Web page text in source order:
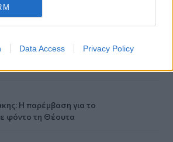
Data Access Privacy Policy
την υπόθεση του 72χρονου που είχε
στα Άνω Λιόσια
ανέβηκε στην οροφή νοσοκομείου
Η παρέμβαση για το
φόντο τη Θέουτα